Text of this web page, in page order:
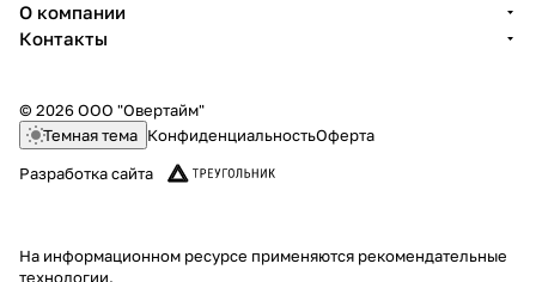
О компании
Контакты
© 2026 ООО "Овертайм"
Темная тема КонфиденциальностьОферта
Разработка сайта
На информационном ресурсе применяются рекомендательные
технологии.